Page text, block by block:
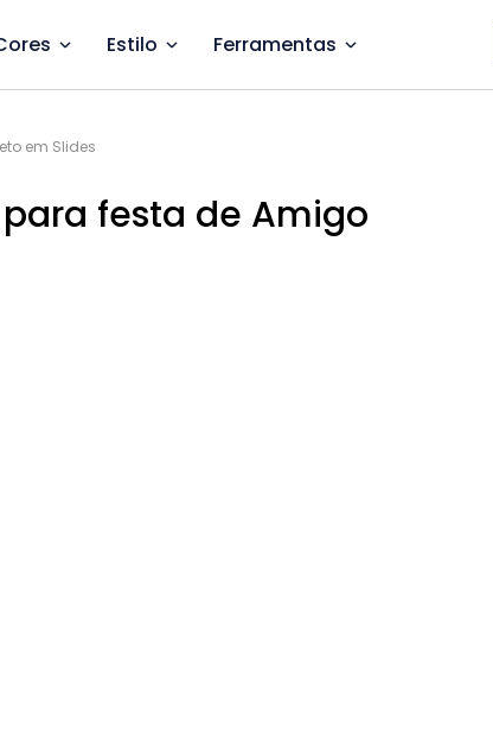
Estilo Ferramentas
em Slides
festa de Amigo